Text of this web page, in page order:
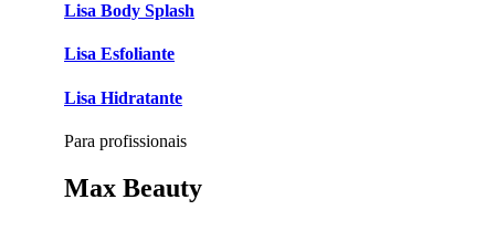
Lisa Body Splash
Lisa Esfoliante
Lisa Hidratante
Para profissionais
Max Beauty